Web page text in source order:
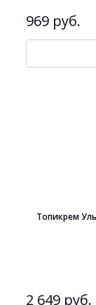
969 руб.
Топикрем
2 649 руб.